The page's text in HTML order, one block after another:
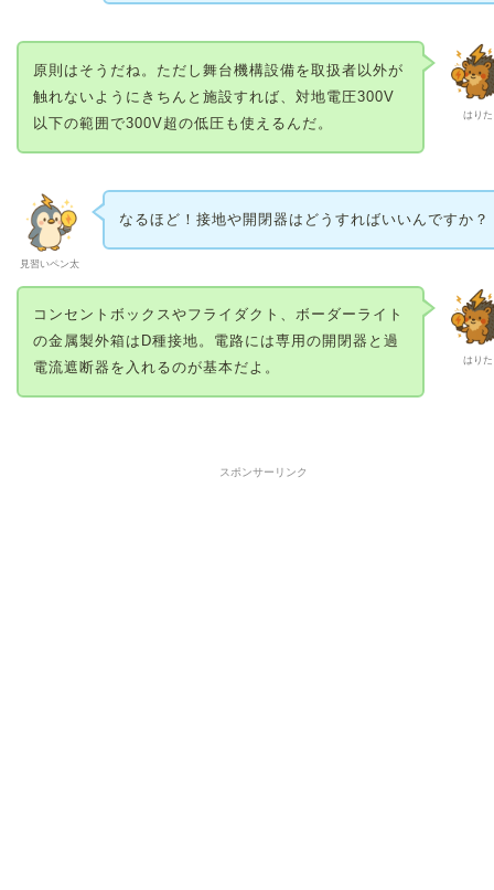
はりた
原則はそうだね。ただし舞台機構設備を取扱者以外が
触れないようにきちんと施設すれば、対地電圧300V
以下の範囲で300V超の低圧も使えるんだ。
見習いペン太
なるほど！接地や開閉器はどうすればいいんですか？
はりた
コンセントボックスやフライダクト、ボーダーライト
の金属製外箱はD種接地。電路には専用の開閉器と過
電流遮断器を入れるのが基本だよ。
スポンサーリンク